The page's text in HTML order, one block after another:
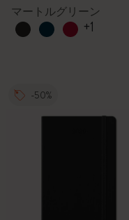
マートルグリーン
+1
-50%